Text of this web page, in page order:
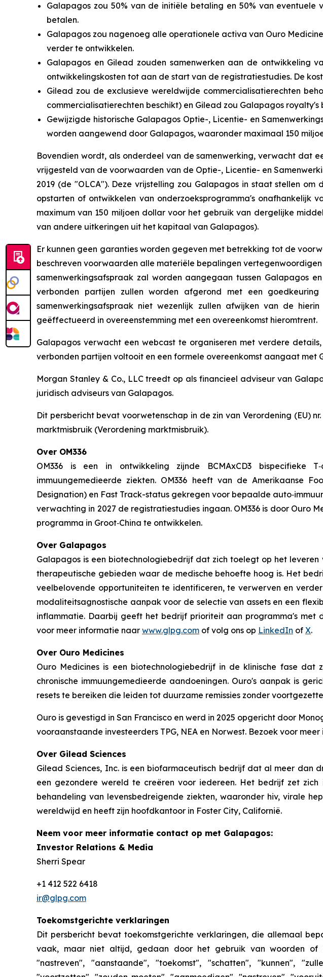
Galapagos zou 50% van de initiële betaling en 50% van
betalen.
Galapagos zou nagenoeg alle operationele activa van Ouro
verder te ontwikkelen.
Galapagos en Gilead zouden samenwerken aan de ontwikkeling
ontwikkelingskosten tot aan de start van de registratiestudies. De
Gilead zou de exclusieve wereldwijde commercialisatierechten
commercialisatierechten beschikt) en Gilead zou Galapagos
Gewijzigde historische Galapagos Optie-, Licentie- en
worden aangewend door Galapagos, waaronder maximaal 150
Bovendien wordt, als onderdeel van de samenwerking, verwacht dat
vrijgesteld van de voorwaarden van de Optie-, Licentie- en
2019 (de "OLCA"). Deze vrijstelling zou Galapagos in staat stellen
opstarten of ontwikkelen van onderzoeksprogramma's onafhankelijk
maximum van 150 miljoen dollar voor het gebruik van dergelijke
van andere uitkeringen uit het kapitaal van Galapagos).
Er kunnen geen garanties worden gegeven met betrekking tot de
beschreven voorwaarden alle materiële bepalingen
samenwerkingsafspraak zal worden aangegaan tussen Galapagos
verbonden partijen zullen worden afgerond met een
samenwerkingsafspraak niet wezenlijk zullen afwijken van de
geëffectueerd in overeenstemming met een overeenkomst hieromtrent.
Galapagos verwacht een webcast te organiseren met verdere
verbonden partijen voltooit en een formele overeenkomst aangaat met
Morgan Stanley & Co., LLC treedt op als financieel adviseur van
juridisch adviseurs van Galapagos.
Dit persbericht bevat voorwetenschap in de zin van Verordening (EU)
marktmisbruik (Verordening marktmisbruik).
Over OM336
OM336 is een in ontwikkeling zijnde BCMAxCD3 bispecifieke
immuungemedieerde ziekten. OM336 heeft van de Amerikaanse
Designation) en Fast Track-status gekregen voor bepaalde
verwachting in 2027 de registratiestudies ingaan. OM336 is door Ouro
programma in Groot‑China te ontwikkelen.
Over Galapagos
Galapagos is een biotechnologiebedrijf dat zich toelegt op het
therapeutische gebieden waar de medische behoefte hoog is. Het
veelbelovende opportuniteiten te identificeren, te verwerven en
modaliteitsagnostische aanpak voor de selectie van assets en een
inflammatie. Daarbij geeft het bedrijf prioriteit aan programma's met
voor meer informatie naar www.glpg.com of volg ons op LinkedIn of X.
Over Ouro Medicines
Ouro Medicines is een biotechnologiebedrijf in de klinische fase
chronische immuungemedieerde aandoeningen. Ouro's aanpak is
resets te bereiken die leiden tot duurzame remissies zonder
Ouro is gevestigd in San Francisco en werd in 2025 opgericht door
vooraanstaande investeerders TPG, NEA en Norwest. Bezoek voor
Over Gilead Sciences
Gilead Sciences, Inc. is een biofarmaceutisch bedrijf dat al meer dan
een gezondere wereld te creëren voor iedereen. Het bedrijf zet
behandeling van levensbedreigende ziekten, waaronder hiv, virale
wereldwijd en heeft zijn hoofdkantoor in Foster City, Californië.
Neem voor meer informatie contact op met Galapagos:
Investor Relations & Media
Sherri Spear
+1 412 522 6418
ir@glpg.com
Toekomstgerichte verklaringen
Dit persbericht bevat toekomstgerichte verklaringen, die allemaal
vaak, maar niet altijd, gedaan door het gebruik van woorden of
"nastreven", "aanstaande", "toekomst", "schatten", "kunnen",